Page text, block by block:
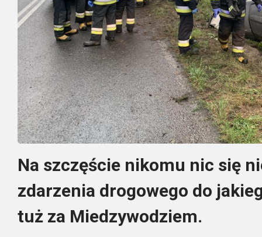
Na szczęście nikomu nic się
zdarzenia drogowego do
tuż za Miedzywodziem.